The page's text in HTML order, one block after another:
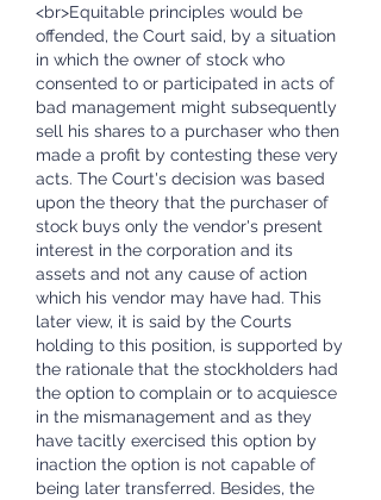
<br>Equitable principles would be
offended, the Court said, by a situation
in which the owner of stock who
consented to or participated in acts of
bad management might subsequently
sell his shares to a purchaser who then
made a profit by contesting these very
acts. The Court's decision was based
upon the theory that the purchaser of
stock buys only the vendor's present
interest in the corporation and its
assets and not any cause of action
which his vendor may have had. This
later view, it is said by the Courts
holding to this position, is supported by
the rationale that the stockholders had
the option to complain or to acquiesce
in the mismanagement and as they
have tacitly exercised this option by
inaction the option is not capable of
being later transferred. Besides, the